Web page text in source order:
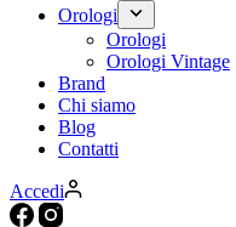
Orologi
Orologi
Orologi Vintage
Brand
Chi siamo
Blog
Contatti
Accedi